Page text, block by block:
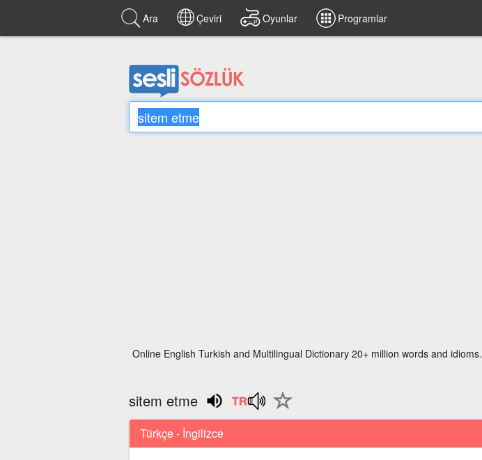
Ara Çeviri Oyunlar Programlar
Online English Turkish and Multilingual Dictionary 20+ million words and idioms.
sitem etme
Türkçe - İngilizce